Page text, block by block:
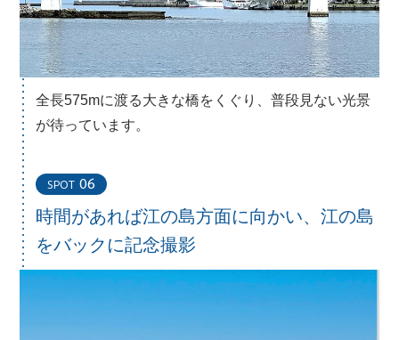
全長575mに渡る大きな橋をくぐり、普段見ない光景
が待っています。
SPOT 06
時間があれば江の島方面に向かい、江の島
をバックに記念撮影